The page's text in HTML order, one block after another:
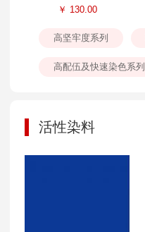
￥ 130.00
高坚牢度系列
高配伍及快速染色系列
活性染料